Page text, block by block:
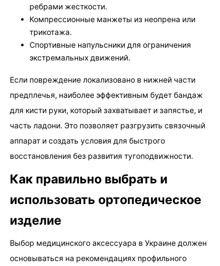
ребрами жесткости.
Компрессионные манжеты из неопрена или
трикотажа.
Спортивные напульсники для ограничения
экстремальных движений.
Если повреждение локализовано в нижней части
предплечья, наиболее эффективным будет бандаж
для кисти руки, который захватывает и запястье, и
часть ладони. Это позволяет разгрузить связочный
аппарат и создать условия для быстрого
восстановления без развития тугоподвижности.
Как правильно выбрать и
использовать ортопедическое
изделие
Выбор медицинского аксессуара в Украине должен
основываться на рекомендациях профильного